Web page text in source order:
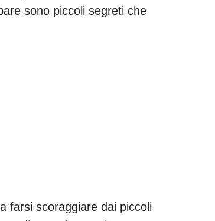
sono piccoli segreti che
farsi scoraggiare dai piccoli